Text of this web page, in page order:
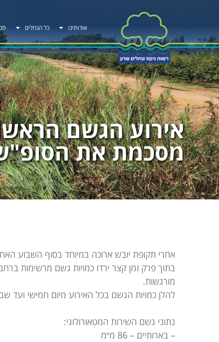
אודותינו כל הנחלים
מסכמת את
אחרי תקופת יובש ארוכה במיוחד בסוף השבוע
בתוך פרק זמן קצר ירדו כמויות גשם מרשימות
מורגשות.
להלן כמויות הגשם בכל האירוע מיום חמישי ועד
נתוני גשם השירות המטאורולוגי:
– בארותיים – ‎86 מ״מ